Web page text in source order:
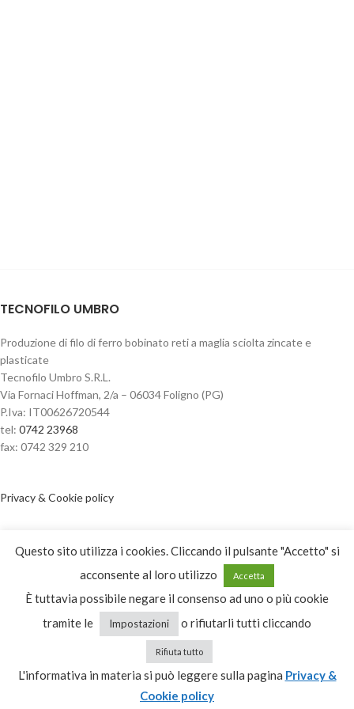
TECNOFILO UMBRO
Produzione di filo di ferro bobinato reti a maglia sciolta zincate e
plasticate
Tecnofilo Umbro S.R.L.
Via Fornaci Hoffman, 2/a – 06034 Foligno (PG)
P.Iva: IT00626720544
tel: 0742 23968
fax: 0742 329 210
Privacy & Cookie policy
Dichiarazione di accessibilità
ORARI APERTURA
dal Lunedì al Venerdì
Questo sito utilizza i cookies. Cliccando il pulsante "Accetto" si
acconsente al loro utilizzo
Accetta
È tuttavia possibile negare il consenso ad uno o più cookie
tramite le
Impostazioni o rifiutarli tutti cliccando
Rifiuta tutto
L'informativa in materia si può leggere sulla pagina Privacy &
Cookie policy